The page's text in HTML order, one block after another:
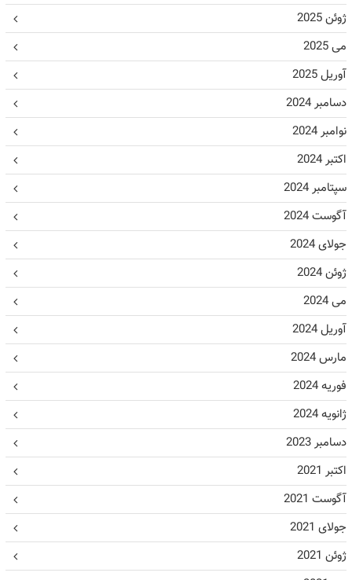
ژوئن 2025
می 2025
آوریل 2025
دسامبر 2024
نوامبر 2024
اکتبر 2024
سپتامبر 2024
آگوست 2024
جولای 2024
ژوئن 2024
می 2024
آوریل 2024
مارس 2024
فوریه 2024
ژانویه 2024
دسامبر 2023
اکتبر 2021
آگوست 2021
جولای 2021
ژوئن 2021